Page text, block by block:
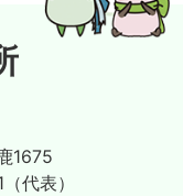
1675
代表）